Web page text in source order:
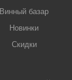
Винный базар
Новинки
Скидки